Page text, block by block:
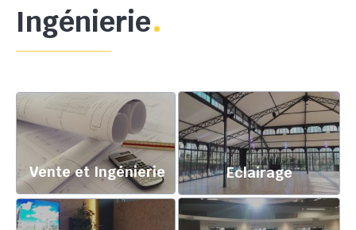
Ingénierie
Vente et Ingénierie Eclairage